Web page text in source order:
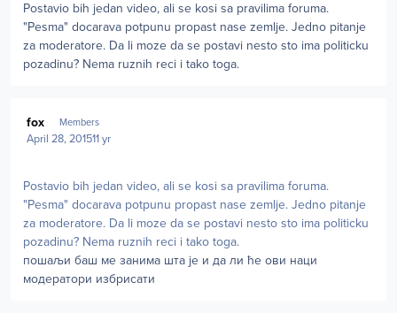
Postavio bih jedan video, ali se kosi sa pravilima foruma.
"Pesma" docarava potpunu propast nase zemlje. Jedno pitanje
za moderatore. Da li moze da se postavi nesto sto ima politicku
pozadinu? Nema ruznih reci i tako toga.
fox Members
April 28, 201511 yr
Postavio bih jedan video, ali se kosi sa pravilima foruma.
"Pesma" docarava potpunu propast nase zemlje. Jedno pitanje
za moderatore. Da li moze da se postavi nesto sto ima politicku
pozadinu? Nema ruznih reci i tako toga.
пошаљи баш ме занима шта је и да ли ће ови наци
модератори избрисати